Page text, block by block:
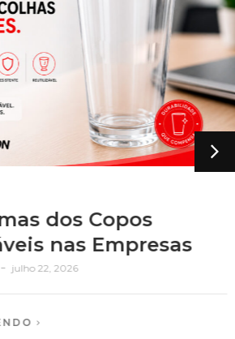
dos Copos
nas Empresas
julho 22, 2026